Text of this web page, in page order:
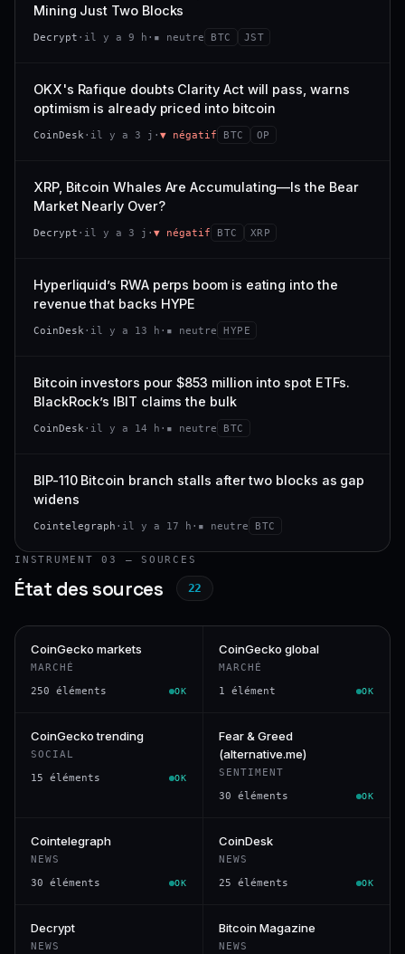
CONFIANCE
VAR. 7 J
−3,0 %
CONFIANCE
; prix collé au bas de son range 7 j (0 % de l'amplitude),
momentum 24 h dégradé (−2,7 %).
21,1 Md$ 3,8 M$
0,0 % −3,2 %
−5,6 % #9
CONFIANCE
Mining Just Two Blocks
Decrypt · il y a 9 h · ▪ neutre BTC JST
OKX's Rafique doubts Clarity Act will pass, warns
optimism is already priced into bitcoin
CoinDesk · il y a 3 j · ▼ négatif BTC OP
XRP, Bitcoin Whales Are Accumulating—Is the Bear
Market Nearly Over?
Decrypt · il y a 3 j · ▼ négatif BTC XRP
Hyperliquid’s RWA perps boom is eating into the
revenue that backs HYPE
CoinDesk · il y a 13 h · ▪ neutre HYPE
Bitcoin investors pour $853 million into spot ETFs.
BlackRock’s IBIT claims the bulk
CoinDesk · il y a 14 h · ▪ neutre BTC
BIP-110 Bitcoin branch stalls after two blocks as gap
widens
Cointelegraph · il y a 17 h · ▪ neutre BTC
INSTRUMENT 03 — SOURCES
État des sources 22
CoinGecko markets
MARCHÉ
250 éléments OK
CoinGecko global
MARCHÉ
1 élément OK
CoinGecko trending
SOCIAL
15 éléments OK
Fear & Greed
(alternative.me)
SENTIMENT
30 éléments OK
Cointelegraph
NEWS
30 éléments OK
CoinDesk
NEWS
25 éléments OK
Decrypt
NEWS
Bitcoin Magazine
NEWS